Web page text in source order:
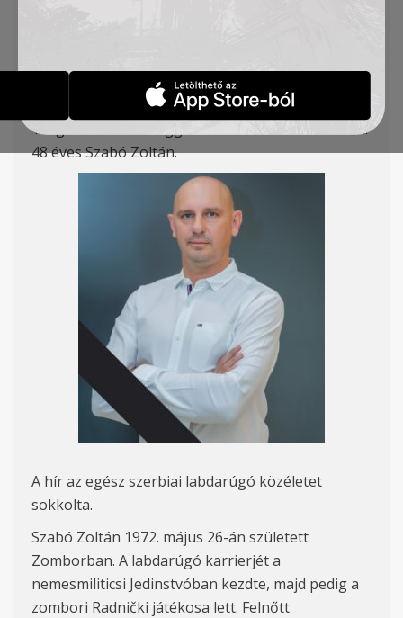
2020-12-15
Tragikus hirtelenséggel távozott vezetőedzőnk, a
48 éves Szabó Zoltán.
A hír az egész szerbiai labdarúgó közéletet
sokkolta.
Szabó Zoltán 1972. május 26-án született
Zomborban. A labdarúgó karrierjét a
nemesmiliticsi Jedinstvóban kezdte, majd pedig a
zombori Radnički játékosa lett. Felnőtt